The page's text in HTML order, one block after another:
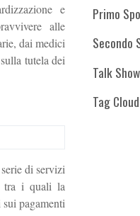
e
alle
dai medici
tutela dei
di servizi
tra i quali la
pagamenti
Primo
Secondo
Talk Show
Tag Cloud